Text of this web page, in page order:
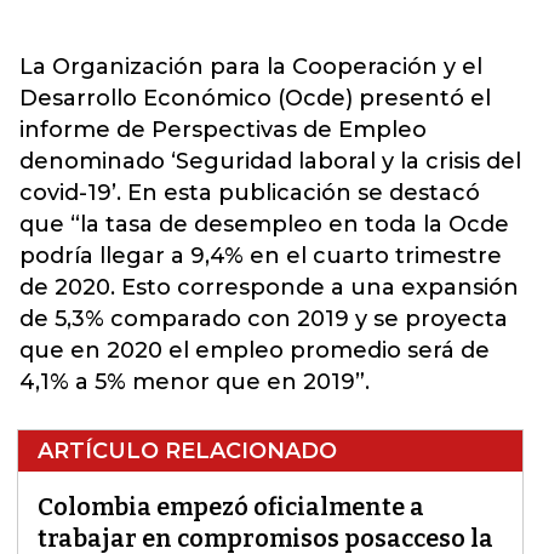
La Organización para la Cooperación y el
Desarrollo Económico (Ocde) presentó el
informe de Perspectivas de Empleo
denominado ‘Seguridad laboral y la crisis del
covid-19’. En esta publicación se destacó
que “la tasa de desempleo en toda la Ocde
podría llegar a 9,4% en el cuarto trimestre
de 2020. Esto corresponde a una expansión
de 5,3% comparado con 2019 y se proyecta
que en 2020 el empleo promedio será de
4,1% a 5% menor que en 2019”.
ARTÍCULO RELACIONADO
Colombia empezó oficialmente a
trabajar en compromisos posacceso la